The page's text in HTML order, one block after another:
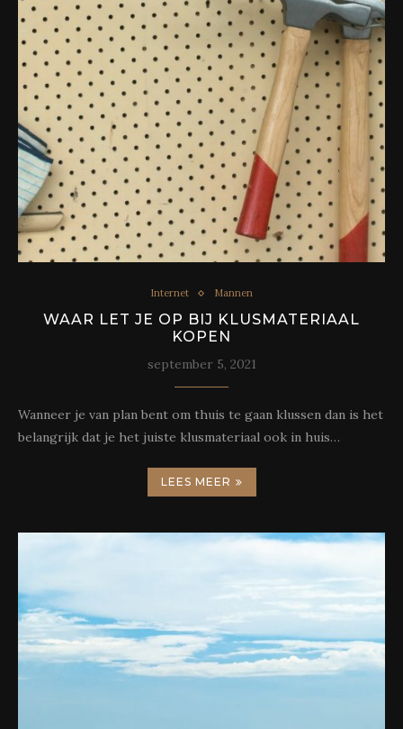
Internet Mannen
WAAR LET JE OP BIJ KLUSMATERIAAL
KOPEN
september 5, 2021
Wanneer je van plan bent om thuis te gaan klussen dan is het
belangrijk dat je het juiste klusmateriaal ook in huis…
LEES MEER